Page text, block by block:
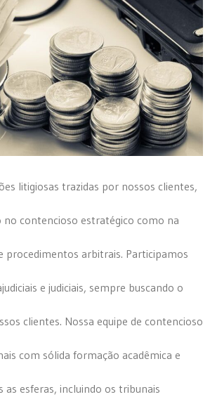
litigiosas trazidas por nossos clientes,
contencioso estratégico como na
procedimentos arbitrais. Participamos
e judiciais, sempre buscando o
clientes. Nossa equipe de contencioso
com sólida formação acadêmica e
as esferas, incluindo os tribunais